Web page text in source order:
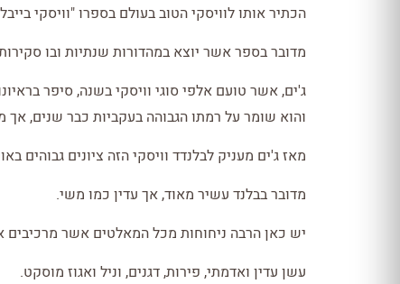
הכתיר אותו לוויסקי הטוב בעולם בספרו "וויסקי בייבל"
מדובר בספר אשר יוצא במהדורות שנתיות ובו
והוא שומר על רמתו הגבוהה בעקביות כבר שנים,
מאז ג'ים מעניק לבלנדד וויסקי הזה ציונים גבוהים
מדובר בבלנד עשיר מאוד, אך עדין כמו משי.
יש כאן הרבה ניחוחות מכל המאלטים אשר מרכיבים אותו, כולם בני
עשן עדין ואדמתי, פירות, דגנים, וניל ואגוז מוסקט.